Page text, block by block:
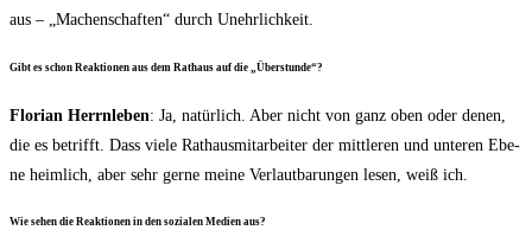
aus – „Machen­schaf­ten“ durch Unehrlichkeit.
Gibt es schon Reak­tio­nen aus dem Rat­haus auf die „Über­stun­de“?
Flo­ri­an Herrn­le­ben: Ja, natür­lich. Aber nicht von ganz oben oder denen,
die es betrifft. Dass vie­le Rat­haus­mit­ar­bei­ter der mitt­le­ren und unte­ren Ebe­
ne heim­lich, aber sehr ger­ne mei­ne Ver­laut­ba­run­gen lesen, weiß ich.
Wie sehen die Reak­tio­nen in den sozia­len Medi­en aus?